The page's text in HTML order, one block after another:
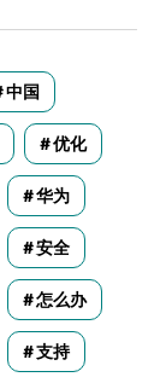
中国
优化
华为
安全
怎么办
支持